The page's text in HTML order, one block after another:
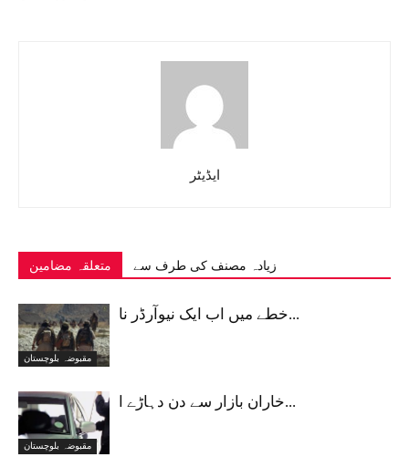
ایڈیٹر
متعلقہ مضامین زیادہ مصنف کی طرف سے
مقبوضہ بلوچستان
خطے میں اب ایک نیوآرڈر نا...
مقبوضہ بلوچستان
خاران بازار سے دن دہاڑے ا...